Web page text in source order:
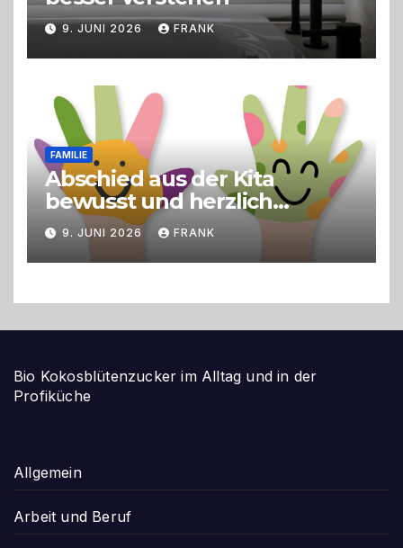
9. JUNI 2026 FRANK
FAMILIE
Abschied aus der Kita
bewusst und herzlich
gestalten
9. JUNI 2026 FRANK
Bio Kokosblütenzucker im Alltag und in der
Profiküche
Allgemein
Arbeit und Beruf